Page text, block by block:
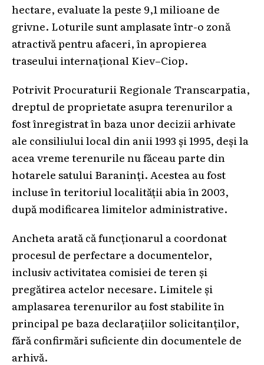
hectare, evaluate la peste 9,1 milioane de
grivne. Loturile sunt amplasate într-o zonă
atractivă pentru afaceri, în apropierea
traseului internațional Kiev–Ciop.
Potrivit Procuraturii Regionale Transcarpatia,
dreptul de proprietate asupra terenurilor a
fost înregistrat în baza unor decizii arhivate
ale consiliului local din anii 1993 și 1995, deși la
acea vreme terenurile nu făceau parte din
hotarele satului Baraninți. Acestea au fost
incluse în teritoriul localității abia în 2003,
după modificarea limitelor administrative.
Ancheta arată că funcționarul a coordonat
procesul de perfectare a documentelor,
inclusiv activitatea comisiei de teren și
pregătirea actelor necesare. Limitele și
amplasarea terenurilor au fost stabilite în
principal pe baza declarațiilor solicitanților,
fără confirmări suficiente din documentele de
arhivă.